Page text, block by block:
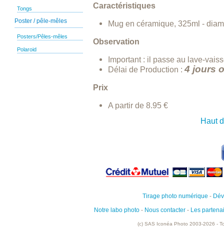
Tongs
Poster / pêle-mêles
Posters/Pêles-mêles
Polaroid
Caractéristiques
Mug en céramique, 325ml -
Observation
Important : il passe au lave-
Délai de Production :4 jours
Prix
A partir de 8.95 €
Haut
Tirage photo numérique -
Notre labo photo - Nous contacter - Les
(c) SAS Iconéa Photo 2003-2026 -